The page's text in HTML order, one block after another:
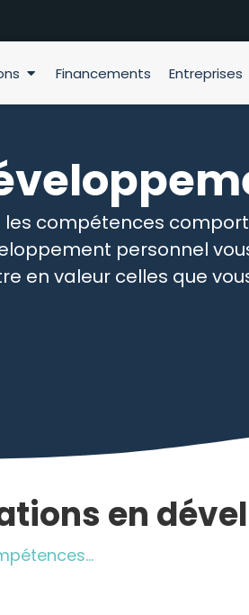
Financements Entreprises
les compétences
personnel
en valeur celles que
en